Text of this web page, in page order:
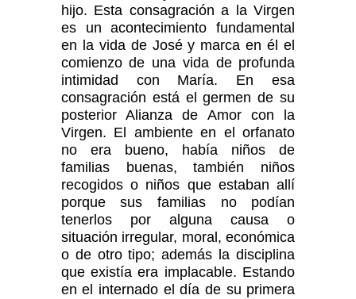
hijo. Esta consagración a la Virgen
es un acontecimiento fundamental
en la vida de José y marca en él el
comienzo de una vida de profunda
intimidad con María. En esa
consagración está el germen de su
posterior Alianza de Amor con la
Virgen. El ambiente en el orfanato
no era bueno, había niños de
familias buenas, también niños
recogidos o niños que estaban allí
porque sus familias no podían
tenerlos por alguna causa o
situación irregular, moral, económica
o de otro tipo; además la disciplina
que existía era implacable. Estando
en el internado el día de su primera